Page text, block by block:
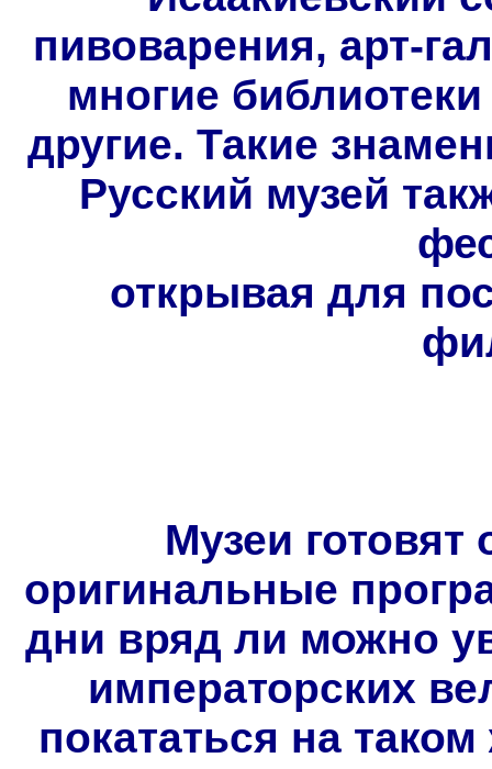
пивоварения, арт-
многие
другие. Такие
Русский музей
открывая для
Музеи
оригинальные
дни вряд ли можно
императорских
покататься на